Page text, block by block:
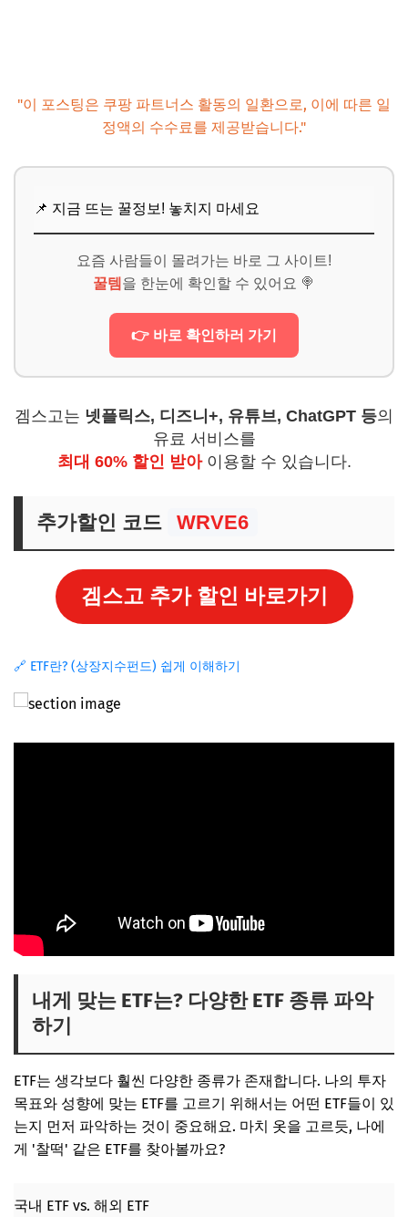
📌 지금 뜨는 꿀정보! 놓치지 마세요
"이 포스팅은 쿠팡 파트너스 활동의 일환으로, 이에 따른 일
정액의 수수료를 제공받습니다."
📌 지금 뜨는 꿀정보! 놓치지 마세요
요즘 사람들이 몰려가는 바로 그 사이트!
꿀템 을 한눈에 확인할 수 있어요 🍭
👉 바로 확인하러 가기
겜스고는 넷플릭스, 디즈니+, 유튜브, ChatGPT 등의
유료 서비스를
최대 60% 할인 받아이용할 수 있습니다.
추가할인 코드 WRVE6
겜스고 추가 할인 바로가기
🔗 ETF란? (상장지수펀드) 쉽게 이해하기
내게 맞는 ETF는? 다양한 ETF 종류 파악
하기
ETF는 생각보다 훨씬 다양한 종류가 존재합니다. 나의 투자
목표와 성향에 맞는 ETF를 고르기 위해서는 어떤 ETF들이 있
는지 먼저 파악하는 것이 중요해요. 마치 옷을 고르듯, 나에
게 '찰떡' 같은 ETF를 찾아볼까요?
국내 ETF vs. 해외 ETF